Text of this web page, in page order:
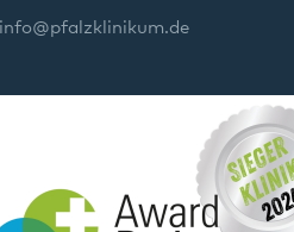
info@pfalzklinikum.de